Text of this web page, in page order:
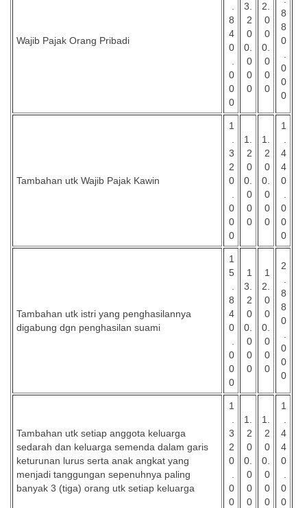
Wajib Pajak Orang Pribadi
8
4
0
0
0
0
3.
2
0
0.
0
0
0
2.
0
0
0.
0
0
0
8
8
0
0
0
0
Tambahan utk Wajib Pajak Kawin
1
3
2
0
0
0
0
1.
2
0
0.
0
0
0
1.
2
0
0.
0
0
0
1
4
4
0
0
0
0
Tambahan utk istri yang penghasilannya
digabung dgn penghasilan suami
1
5
8
4
0
0
0
0
1
3.
2
0
0.
0
0
0
1
2.
0
0
0.
0
0
0
2
8
8
0
0
0
0
Tambahan utk setiap anggota keluarga
sedarah dan keluarga semenda dalam garis
keturunan lurus serta anak angkat yang
menjadi tanggungan sepenuhnya paling
banyak 3 (tiga) orang utk setiap keluarga
1
3
2
0
0
0
1.
2
0
0.
0
0
0
1.
2
0
0.
0
0
0
1
4
4
0
0
0